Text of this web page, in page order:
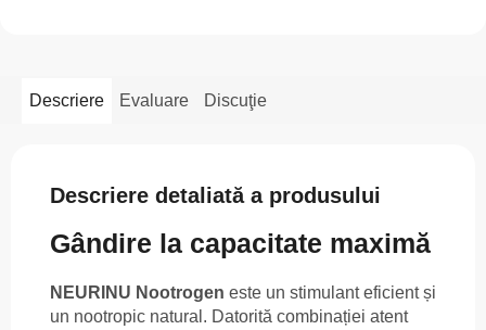
Descriere Evaluare Discuţie
Descriere detaliată a produsului
Gândire la capacitate maximă
NEURINU Nootrogen este un stimulant eficient și
un nootropic natural. Datorită combinației atent